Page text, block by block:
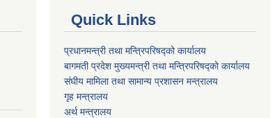
Quick Links
प्रधानमन्त्री तथा मन्त्रिपरिषद्को कार्यालय
बागमती प्रदेश मुख्यमन्त्री तथा मन्त्रिपरिषद्को कार्यालय
संघीय मामिला तथा सामान्य प्रशासन मन्त्रालय
गृह मन्त्रालय
अर्थ मन्त्रालय